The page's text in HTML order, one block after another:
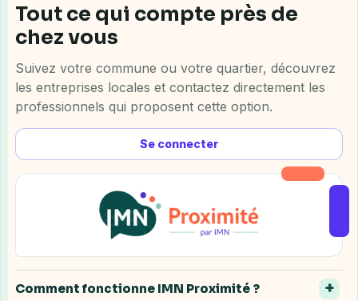
Se connecter
Tout ce qui compte près de
chez vous
Suivez votre commune ou votre quartier, découvrez
les entreprises locales et contactez directement les
professionnels qui proposent cette option.
Comment fonctionne IMN Proximité ?